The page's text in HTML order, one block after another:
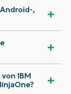
,
IBM